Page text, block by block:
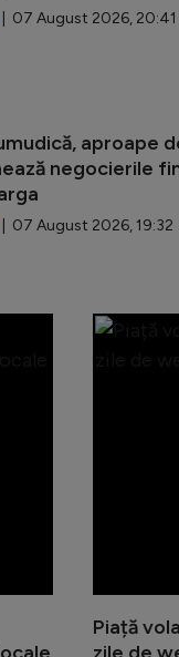
| 07 August 2026, 20:41
aproape
negocierile
| 07 August 2026, 19:32
Piață
zile de